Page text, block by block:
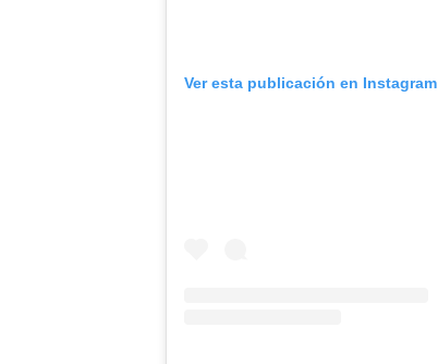
Ver esta publicación en Instagram